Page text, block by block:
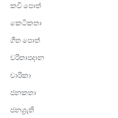
කවි පොත්
කෙටිකතා
ගීත පොත්
චරිතාපදාන
චාරිකා
ජනකතා
ජනශ්‍රැති